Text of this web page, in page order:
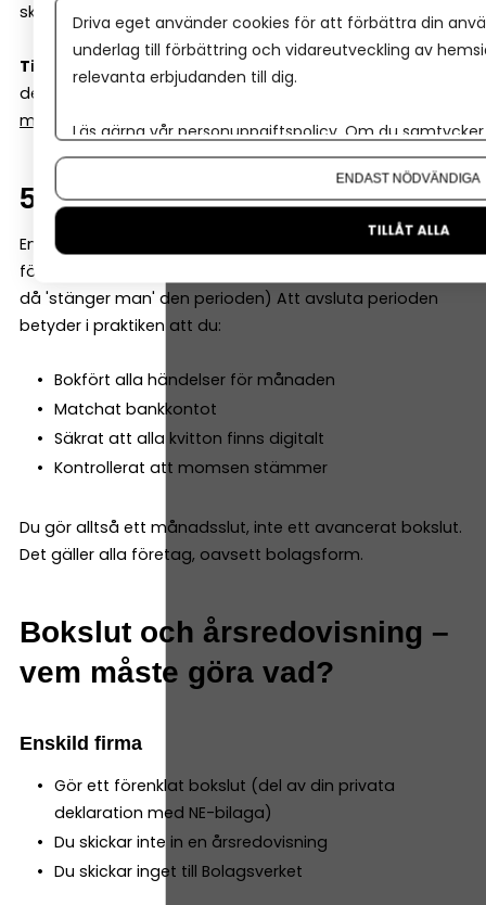
skapar rapporter som kan skickas direkt till Skatteverket.
Tips!
Med vår enkla kalkyl kan du räkna ut vilken moms
det blir – både framlänges och baklänges.
momskalkyl här.
5. Avsluta perioden
En “period” i bokföringen är ofta en månad (många
företag redovisar moms varje månad eller kvartal, och
då 'stänger man' den perioden) Att avsluta perioden
betyder i praktiken att du:
Bokfört alla händelser för månaden
Matchat bankkontot
Säkrat att alla kvitton finns digitalt
Kontrollerat att momsen stämmer
Du gör alltså ett månadsslut, inte ett avancerat bokslut.
Det gäller alla företag, oavsett bolagsform.
Bokslut och årsredovisning –
vem måste göra vad?
Enskild firma
Gör ett förenklat bokslut (del av din privata
deklaration med NE-bilaga)
Du skickar inte in en årsredovisning
Du skickar inget till Bolagsverket
Driva eget använder cookies för att förbättra din
underlag till förbättring och vidareutveckling av
relevanta erbjudanden till dig.
Läs gärna vår personuppgiftspolicy. Om du
Om du vill ändra ditt val i efterhand hittar du den
ENDAST NÖDVÄNDIGA
TILLÅT ALLA